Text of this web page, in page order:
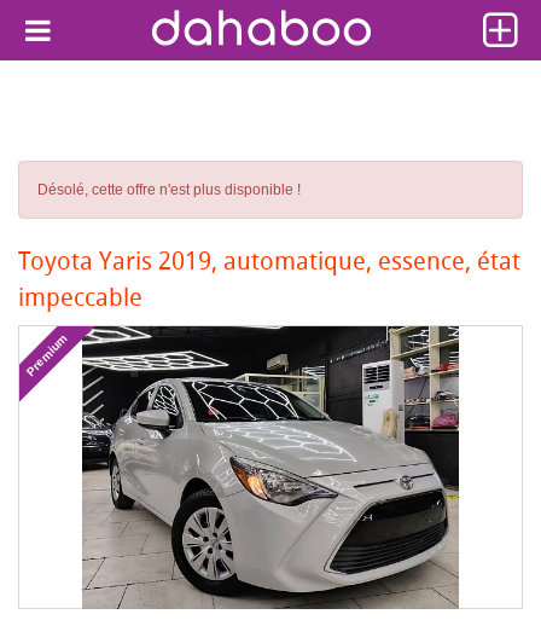
Désolé, cette offre n'est plus disponible !
Toyota Yaris 2019, automatique, essence, état
impeccable
Premium